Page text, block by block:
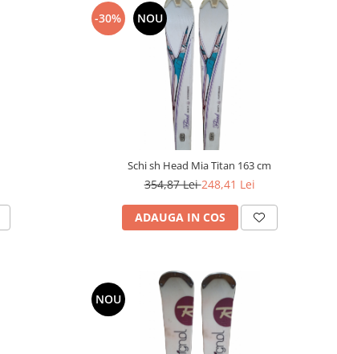
-30% NOU
Schi sh Head Mia Titan 163 cm
354,87 Lei248,41 Lei
ADAUGA IN COS
NOU